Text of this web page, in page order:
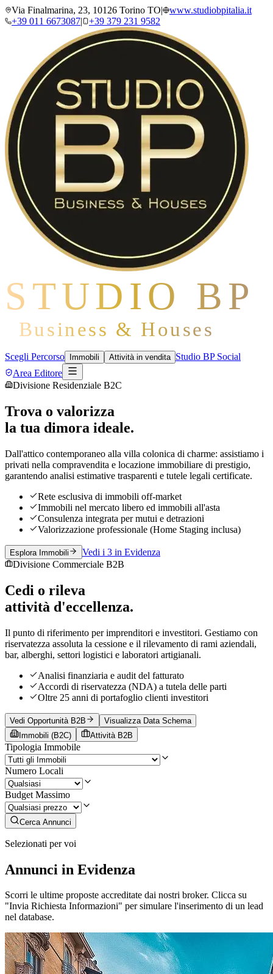
Via Finalmarina, 23, 10126 Torino TO|
www.studiobpitalia.it
+39 011 6673087| +39 379 231 9582
STUDIO BP
Business & Houses
Scegli Percorso Immobili Attività in vendita Studio BP Social
Area Editore
Divisione Residenziale B2C
Trova o valorizza
la tua dimora ideale.
Dall'attico contemporaneo alla villa colonica di charme: assistiamo i
privati nella compravendita e locazione immobiliare di prestigio,
garantendo analisi estimative trasparenti e tutele legali certificate.
Rete esclusiva di immobili off-market
Immobili nel mercato libero ed immobili all'asta
Consulenza integrata per mutui e detrazioni
Valorizzazione professionale (Home Staging inclusa)
Esplora Immobili
Vedi i 3 in Evidenza
Divisione Commerciale B2B
Cedi o rileva
attività d'eccellenza.
Il punto di riferimento per imprenditori e investitori. Gestiamo con
riservatezza assoluta la cessione e il rilevamento di rami aziendali,
bar, alberghi, settori logistici e laboratori artigianali.
Analisi finanziaria e audit del fatturato
Accordi di riservatezza (NDA) a tutela delle parti
Oltre 25 anni di portafoglio clienti investitori
Vedi Opportunità B2B
Visualizza Data Schema
Immobili (B2C)
Attività B2B
Tipologia Immobile
Numero Locali
Budget Massimo
Cerca Annunci
Selezionati per voi
Annunci in Evidenza
Scorri le ultime proposte accreditate dai nostri broker. Clicca su
"Invia Richiesta Informazioni" per simulare l'inserimento di un lead
nel database.